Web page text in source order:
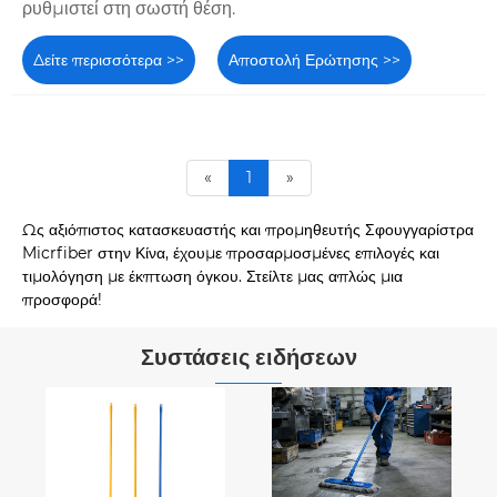
ρυθμιστεί στη σωστή θέση.
Δείτε περισσότερα >> Αποστολή Ερώτησης >>
« 1 »
Ως αξιόπιστος κατασκευαστής και προμηθευτής Σφουγγαρίστρα
Micrfiber στην Κίνα, έχουμε προσαρμοσμένες επιλογές και
τιμολόγηση με έκπτωση όγκου. Στείλτε μας απλώς μια
προσφορά!
Συστάσεις ειδήσεων